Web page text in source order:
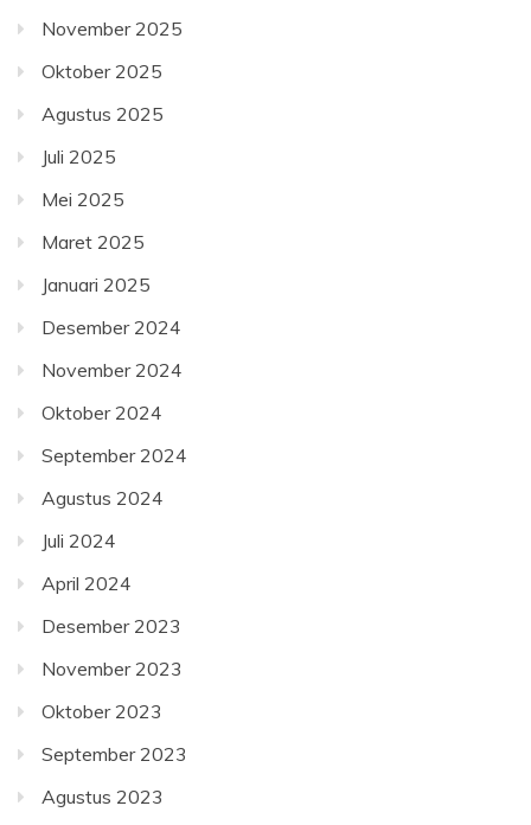
November 2025
Oktober 2025
Agustus 2025
Juli 2025
Mei 2025
Maret 2025
Januari 2025
Desember 2024
November 2024
Oktober 2024
September 2024
Agustus 2024
Juli 2024
April 2024
Desember 2023
November 2023
Oktober 2023
September 2023
Agustus 2023